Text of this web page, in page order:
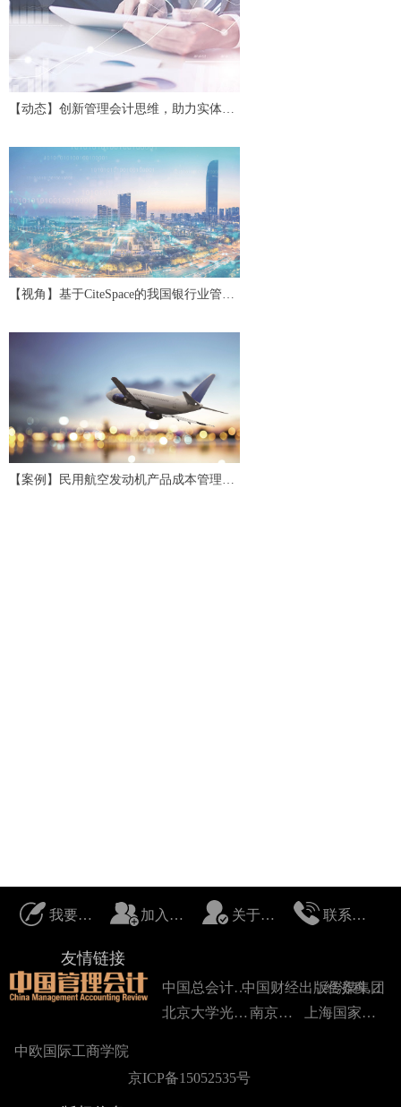
【动态】创新管理会计思维，助力实体经
计沙龙
【视角】基于CiteSpace的我国银行业管理
【案例】民用航空发动机产品成本管理应
我要投稿 加入我们 关于我们 联系我们
友情链接
中国总会计师协会中国财经出版传媒集团
经济科学出版社
中欧国际工商学院
北京大学光华管理学院 南京大学 上海国家会计学院
京ICP备15052535号